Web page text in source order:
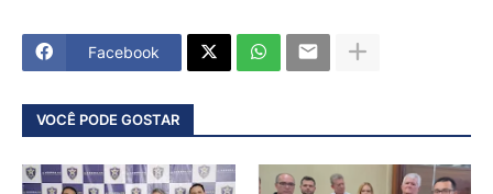
Facebook
VOCÊ PODE GOSTAR